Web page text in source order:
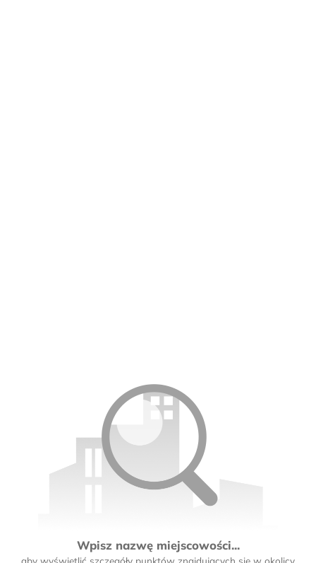
Wpisz nazwę miejscowości...
aby wyświetlić szczegóły punktów znajdujących się w okolicy